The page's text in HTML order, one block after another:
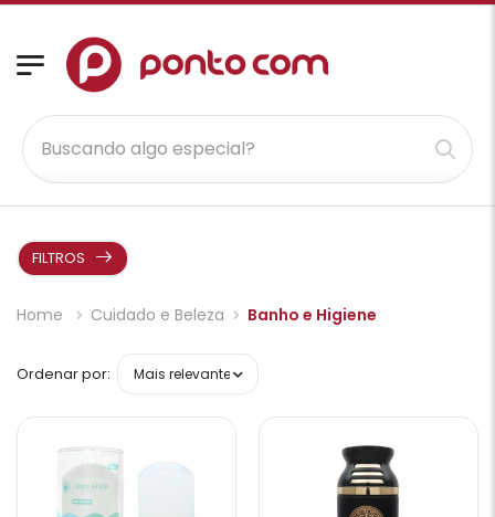
FILTROS
Home Cuidado e Beleza Banho e Higiene
Ordenar por: